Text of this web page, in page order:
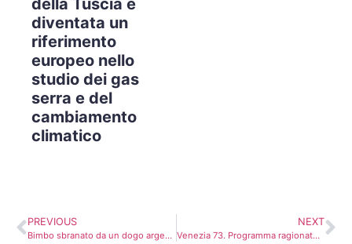
della Tuscia è
diventata un
riferimento
europeo nello
studio dei gas
serra e del
cambiamento
climatico
PREVIOUS
Bimbo sbranato da un dogo argentino. Il padre difende moglie: ha fatto il possibile
NEXT
Venezia 73. Programma ragionato del 2 settembre